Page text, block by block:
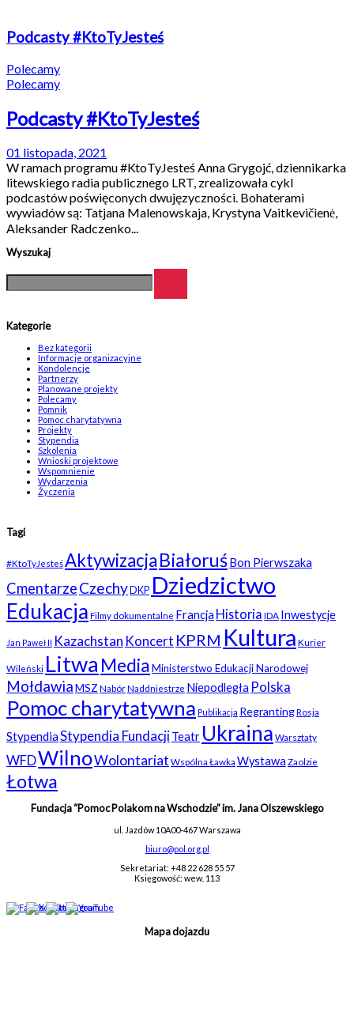
Podcasty #KtoTyJesteś
Polecamy
Polecamy
Podcasty #KtoTyJesteś
01 listopada, 2021
W ramach programu #KtoTyJesteś Anna Grygojć, dziennikarka
litewskiego radia publicznego LRT, zrealizowała cykl
podcastów poświęconych dwujęzyczności. Bohaterami
wywiadów są: Tatjana Malenowskaja, Krystyna Vaitkevičienė,
Aleksander Radczenko...
Wyszukaj
Kategorie
Bez kategorii
Informacje organizacyjne
Kondolencje
Partnerzy
Planowane projekty
Polecamy
Pomnik
Pomoc charytatywna
Projekty
Stypendia
Szkolenia
Wnioski projektowe
Wspomnienie
Wydarzenia
Życzenia
Tagi
#KtoTyJesteśAktywizacjaBiałoruśBon Pierwszaka
CmentarzeCzechyDKP Dziedzictwo
Edukacja Filmy dokumentalne Francja Historia IDA Inwestycje
Jan Paweł II Kazachstan Koncert KPRM Kultura Kurier
Wileński Litwa MediaMinisterstwo Edukacji Narodowej
MołdawiaMSZ NabórNaddniestrze Niepodległa Polska
Pomoc charytatywna Publikacja RegrantingRosja
StypendiaStypendia FundacjiTeatr Ukraina Warsztaty
WFDWilnoWolontariat Wspólna Ławka Wystawa Zaolzie
Łotwa
Fundacja “Pomoc Polakom na Wschodzie” im. Jana Olszewskiego
ul. Jazdów 10A00-467 Warszawa
biuro@pol.org.pl
Sekretariat: +48 22 628 55 57
Księgowość: wew. 113
Mapa dojazdu